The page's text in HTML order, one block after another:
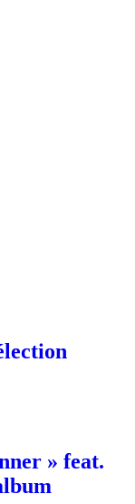
» feat.